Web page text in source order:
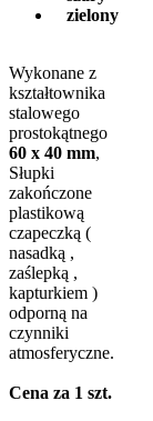
zielony
Wykonane z
kształtownika
stalowego
prostokątnego
60 x 40 mm,
Słupki
zakończone
plastikową
czapeczką (
nasadką ,
zaślepką ,
kapturkiem )
odporną na
czynniki
atmosferyczne.
Cena za 1 szt.